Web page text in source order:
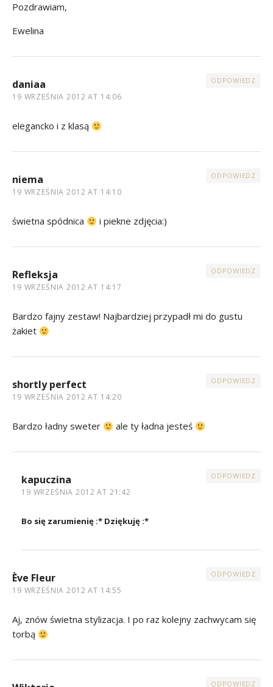
Pozdrawiam,
Ewelina
daniaa
19 WRZEŚNIA 2012 AT 14:06
ODPOWIEDZ
elegancko i z klasą
niema
19 WRZEŚNIA 2012 AT 14:10
ODPOWIEDZ
świetna spódnica i piekne zdjęcia:)
Refleksja
19 WRZEŚNIA 2012 AT 14:17
ODPOWIEDZ
Bardzo fajny zestaw! Najbardziej przypadł mi do gustu
żakiet
shortly perfect
19 WRZEŚNIA 2012 AT 14:20
ODPOWIEDZ
Bardzo ładny sweter ale ty ładna jesteś
kapuczina
19 WRZEŚNIA 2012 AT 21:42
ODPOWIEDZ
Bo się zarumienię :* Dziękuję :*
Ève Fleur
19 WRZEŚNIA 2012 AT 14:55
ODPOWIEDZ
Aj, znów świetna stylizacja. I po raz kolejny zachwycam się
torbą
ODPOWIEDZ